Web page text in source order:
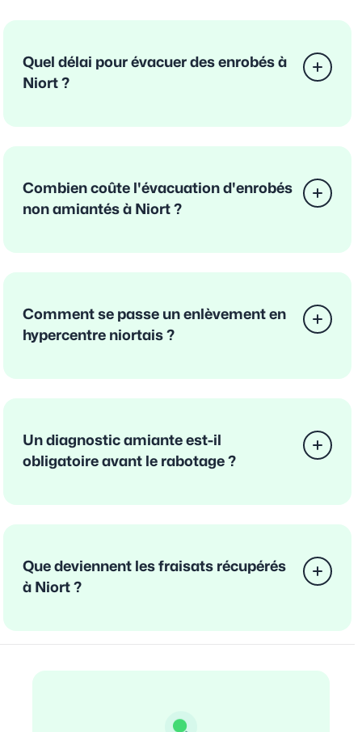
Quel délai pour évacuer des enrobés à
Niort ?
Combien coûte l'évacuation d'enrobés
non amiantés à Niort ?
Comment se passe un enlèvement en
hypercentre niortais ?
Un diagnostic amiante est-il
obligatoire avant le rabotage ?
Que deviennent les fraisats récupérés
à Niort ?